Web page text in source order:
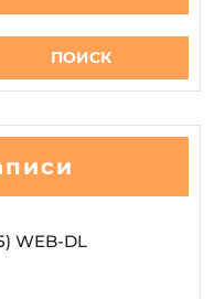
ПОИСК
WEB-DL